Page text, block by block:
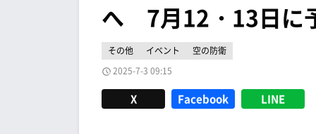
へ 7月12・13日に
その他 イベント
空の防衛
2025-7-3 09:15
X Facebook LINE